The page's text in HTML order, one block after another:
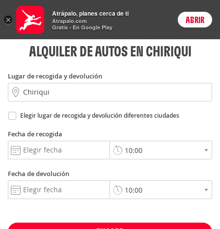
Rent
a Car Login
ALQUILER DE AUTOS EN CHIRIQUI
Lugar de recogida y devolución
Elegir lugar de recogida y devolución diferentes ciudades
Fecha de recogida
Fecha de devolución
×
Atrápalo, planes cerca de ti
Atrapalo.com
Gratis - En Google Play
ABRIR